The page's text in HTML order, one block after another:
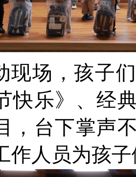
现场，孩子
快乐》、经
，台下掌声
作人员为孩